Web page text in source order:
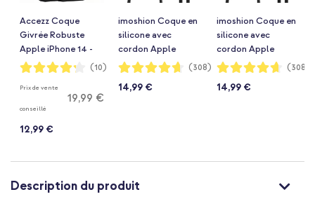
Accezz Coque
Givrée Robuste
Apple iPhone 14 -
Noir
Notation:
84%
(10)
Prix de vente
conseillé
19,99 €
12,99 €
imoshion Coque en
silicone avec
cordon Apple
iPhone 13 - Noir
Notation:
93%
(308)
14,99 €
imoshion Coque en
silicone avec
cordon Apple
iPhone 14 - Noir
Notation:
93%
(308)
14,99 €
Description du produit